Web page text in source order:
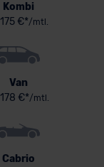
Kombi
175 €*/mtl.
Van
€*/mtl.
Cabrio